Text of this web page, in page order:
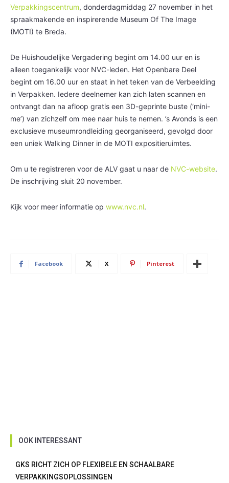
Verpakkingscentrum, donderdagmiddag 27 november in het
spraakmakende en inspirerende Museum Of The Image
(MOTI) te Breda.
De Huishoudelijke Vergadering begint om 14.00 uur en is
alleen toegankelijk voor NVC-leden. Het Openbare Deel
begint om 16.00 uur en staat in het teken van de Verbeelding
in Verpakken. Iedere deelnemer kan zich laten scannen en
ontvangt dan na afloop gratis een 3D-geprinte buste (‘mini-
me’) van zichzelf om mee naar huis te nemen. ’s Avonds is een
exclusieve museumrondleiding georganiseerd, gevolgd door
een uniek Walking Dinner in de MOTI expositieruimtes.
Om u te registreren voor de ALV gaat u naar de NVC-website.
De inschrijving sluit 20 november.
Kijk voor meer informatie op www.nvc.nl.
Facebook X Pinterest
OOK INTERESSANT
GKS RICHT ZICH OP FLEXIBELE EN SCHAALBARE
VERPAKKINGSOPLOSSINGEN